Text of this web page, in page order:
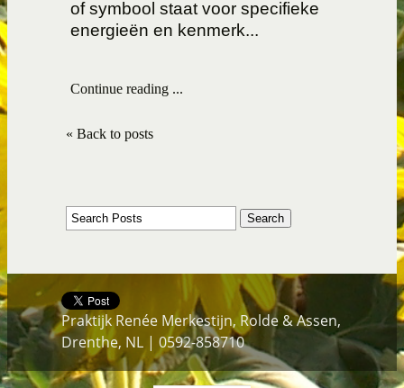
of symbool staat voor specifieke
energieën en kenmerk...
Continue reading ...
« Back to posts
Praktijk Renée Merkestijn, Rolde & Assen,
Drenthe, NL | 0592-858710